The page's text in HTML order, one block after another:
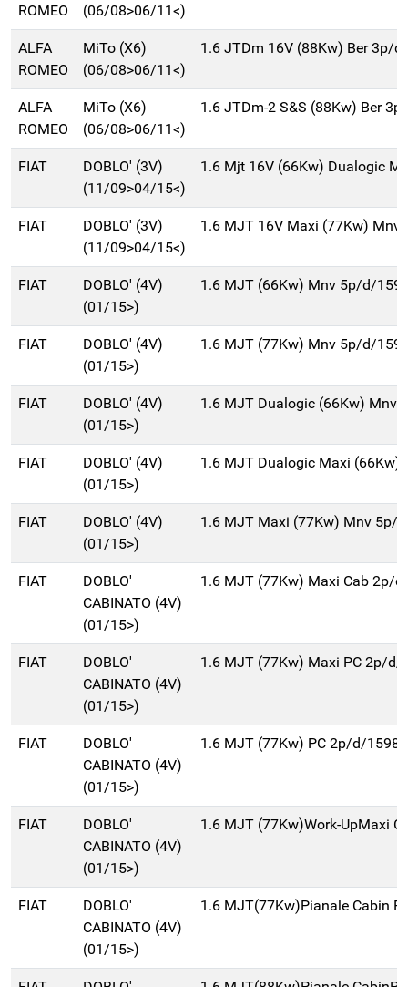
ROMEO
(06/08>06/11<)
ALFA
ROMEO
MiTo (X6)
(06/08>06/11<)
1.6 JTDm 16V (88Kw) Ber 3p/
ALFA
ROMEO
MiTo (X6)
(06/08>06/11<)
1.6 JTDm-2 S&S (88Kw) Ber
FIAT
DOBLO' (3V)
(11/09>04/15<)
1.6 Mjt 16V (66Kw) Dualogic
FIAT
DOBLO' (3V)
(11/09>04/15<)
1.6 MJT 16V Maxi (77Kw)
FIAT
DOBLO' (4V)
(01/15>)
1.6 MJT (66Kw) Mnv 5p/d/
FIAT
DOBLO' (4V)
(01/15>)
1.6 MJT (77Kw) Mnv 5p/d/
FIAT
DOBLO' (4V)
(01/15>)
1.6 MJT Dualogic (66Kw) Mnv
FIAT
DOBLO' (4V)
(01/15>)
1.6 MJT Dualogic Maxi
FIAT
DOBLO' (4V)
(01/15>)
1.6 MJT Maxi (77Kw) Mnv 5p/
FIAT
DOBLO'
CABINATO (4V)
(01/15>)
1.6 MJT (77Kw) Maxi Cab 2p/
FIAT
DOBLO'
CABINATO (4V)
(01/15>)
1.6 MJT (77Kw) Maxi PC 2p/d/
FIAT
DOBLO'
CABINATO (4V)
(01/15>)
1.6 MJT (77Kw) PC 2p/d/
FIAT
DOBLO'
CABINATO (4V)
(01/15>)
1.6 MJT (77Kw)Work-UpMaxi
FIAT
DOBLO'
CABINATO (4V)
(01/15>)
1.6 MJT(77Kw)Pianale Cabin